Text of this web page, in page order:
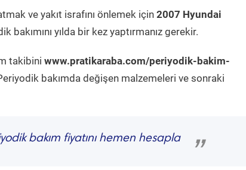
ve yakıt israfını önlemek için 2007 Hyundai
bakımını yılda bir kez yaptırmanız gerekir.
takibini www.pratikaraba.com/periyodik-bakim-
bakımda değişen malzemeleri ve sonraki
bakım fiyatını hemen hesapla
”